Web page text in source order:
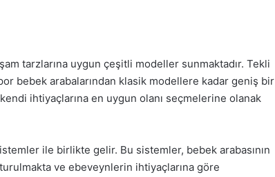
tarzlarına uygun çeşitli modeller sunmaktadır. Tekli
bebek arabalarından klasik modellere kadar geniş bir
ihtiyaçlarına en uygun olanı seçmelerine olanak
ile birlikte gelir. Bu sistemler, bebek arabasının
ve ebeveynlerin ihtiyaçlarına göre